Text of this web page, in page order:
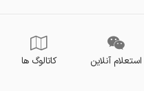
استعلام آنلاین کاتالوگ ها